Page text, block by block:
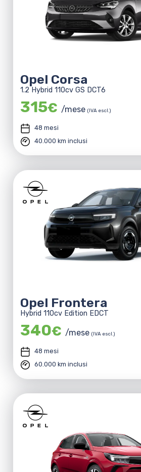
Opel Corsa
1.2 Hybrid 110cv GS DCT6
315€ /mese (IVA escl.)
48 mesi
40.000 km inclusi
Opel Frontera
Hybrid 110cv Edition EDCT
340€ /mese (IVA escl.)
48 mesi
60.000 km inclusi